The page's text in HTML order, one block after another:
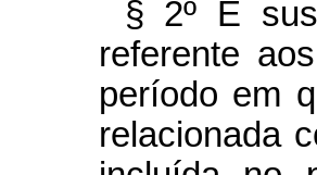
§ 2º É
referente
período em
relacionada